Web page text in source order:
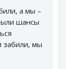
а мы –
шансы
забили, мы